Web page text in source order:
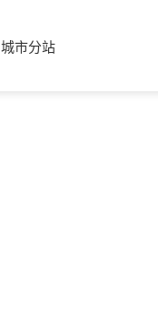
城市分站